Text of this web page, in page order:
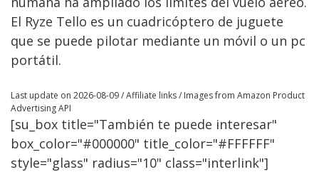
El Ryze Tello es un cuadricóptero de juguete
que se puede pilotar mediante un móvil o un pc
portátil.
Last update on 2026-08-09 / Affiliate links / Images from Amazon Product
Advertising API
[su_box title="También te puede interesar"
box_color="#000000" title_color="#FFFFFF"
style="glass" radius="10" class="interlink"]